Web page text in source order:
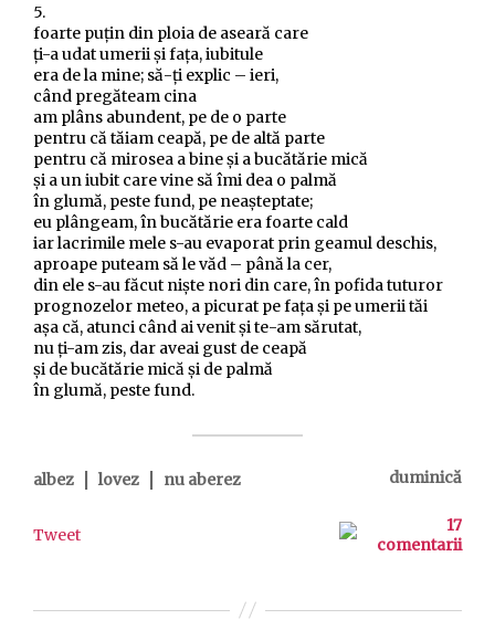
5.
foarte puțin din ploia de aseară care
ți-a udat umerii și fața, iubitule
era de la mine; să-ți explic – ieri,
când pregăteam cina
am plâns abundent, pe de o parte
pentru că tăiam ceapă, pe de altă parte
pentru că mirosea a bine și a bucătărie mică
și a un iubit care vine să îmi dea o palmă
în glumă, peste fund, pe neașteptate;
eu plângeam, în bucătărie era foarte cald
iar lacrimile mele s-au evaporat prin geamul deschis,
aproape puteam să le văd – până la cer,
din ele s-au făcut niște nori din care, în pofida tuturor
prognozelor meteo, a picurat pe fața și pe umerii tăi
așa că, atunci când ai venit și te-am sărutat,
nu ți-am zis, dar aveai gust de ceapă
și de bucătărie mică și de palmă
în glumă, peste fund.
albez lovez nu aberez duminică
Tweet
17
comentarii